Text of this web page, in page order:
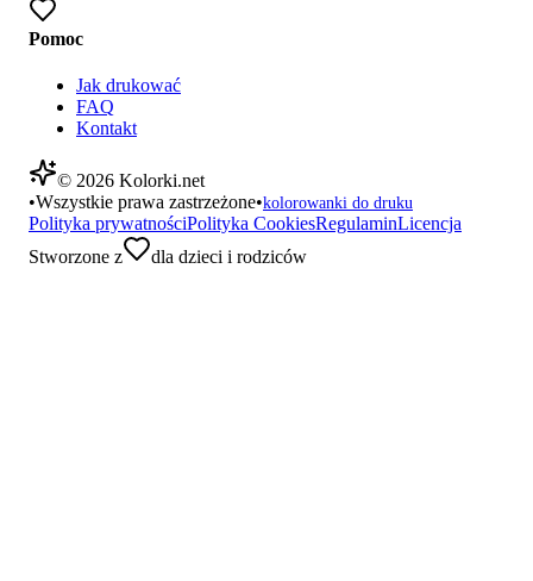
Pomoc
Jak drukować
FAQ
Kontakt
© 2026 Kolorki.net
•Wszystkie prawa zastrzeżone•kolorowanki do druku
Polityka prywatnościPolityka CookiesRegulaminLicencja
Stworzone z
dla dzieci i rodziców